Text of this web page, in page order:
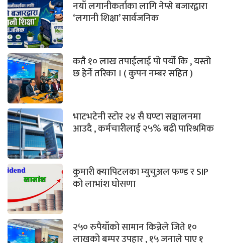
नयाँ लगानीकर्ताका लागि नेप्से बजारद्वारा
‘लगानी शिक्षा’ सार्वजनिक
कतै १० लाख तपाईलाई पो पर्यो कि , यस्तो
छ हेर्ने तरिका । ( कुपन नम्बर सहित )
भाटभटेनी स्टोर २४ सै घण्टा सञ्चालनमा
आउदै , कर्मचारीलाई २५% बढी पारिश्रमिक
कुमारी क्यापिटलका म्युचुअल फण्ड र SIP
को लाभांश घोसणा
२५० रुपैयाँको सामान किन्नेले जिते १०
लाखको बम्पर उपहार , १५ जनाले पाए १